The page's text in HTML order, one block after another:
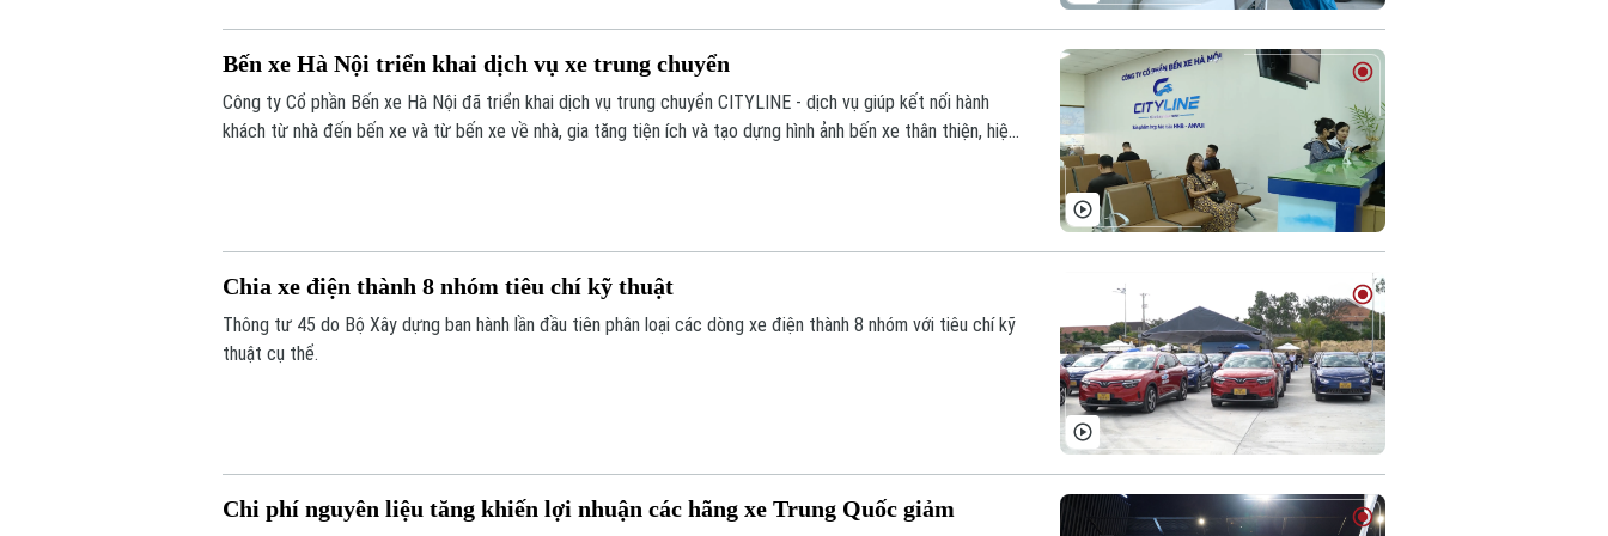
Bến xe Hà Nội triển khai dịch vụ xe trung chuyển
Công ty Cổ phần Bến xe Hà Nội đã triển khai dịch vụ trung chuyển CITYLINE - dịch vụ giúp kết nối hành
khách từ nhà đến bến xe và từ bến xe về nhà, gia tăng tiện ích và tạo dựng hình ảnh bến xe thân thiện, hiện
Chia xe điện thành 8 nhóm tiêu chí kỹ thuật
Thông tư 45 do Bộ Xây dựng ban hành lần đầu tiên phân loại các dòng xe điện thành 8 nhóm với tiêu chí kỹ
thuật cụ thể.
Chi phí nguyên liệu tăng khiến lợi nhuận các hãng xe Trung Quốc giảm